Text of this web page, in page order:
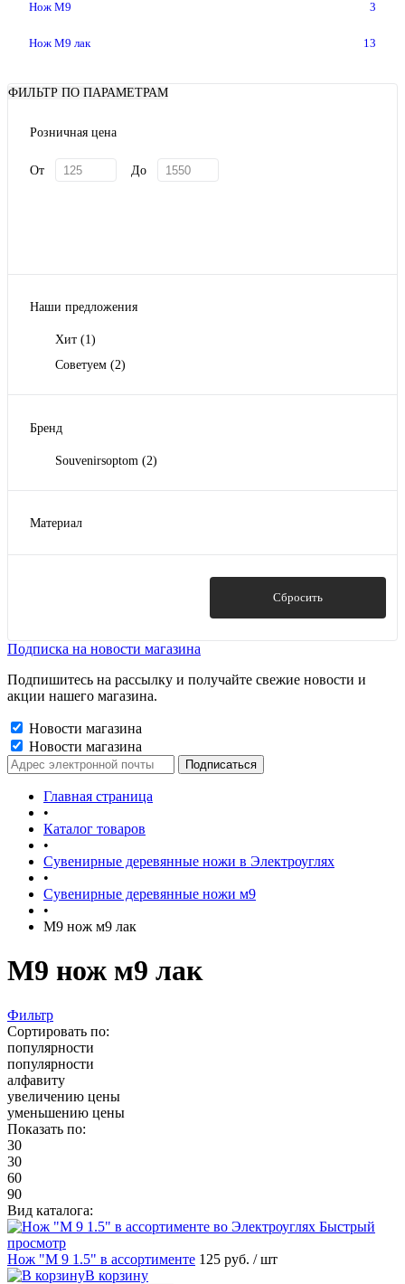
Нож М9 3
Нож М9 лак 13
ФИЛЬТР ПО ПАРАМЕТРАМ
Розничная цена
От До
Наши предложения
Хит (1)
Советуем (2)
Бренд
Souvenirsoptom (2)
Материал
Сбросить
Подписка на новости магазина
Подпишитесь на рассылку и получайте свежие новости и
акции нашего магазина.
Новости магазина
Новости магазина
Главная страница
•
Каталог товаров
•
Сувенирные деревянные ножи в Электроуглях
•
Сувенирные деревянные ножи м9
•
М9 нож м9 лак
М9 нож м9 лак
Фильтр
Сортировать по:
популярности
популярности
алфавиту
увеличению цены
уменьшению цены
Показать по:
30
30
60
90
Вид каталога:
Быстрый
просмотр
Нож "М 9 1.5" в ассортименте 125 руб. / шт
В корзину